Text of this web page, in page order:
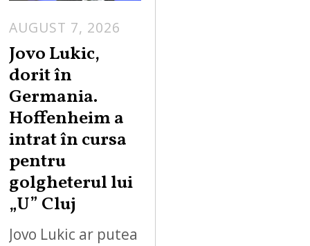
AUGUST 7, 2026
Jovo Lukic,
dorit în
Germania.
Hoffenheim a
intrat în cursa
pentru
golgheterul lui
„U” Cluj
Jovo Lukic ar putea